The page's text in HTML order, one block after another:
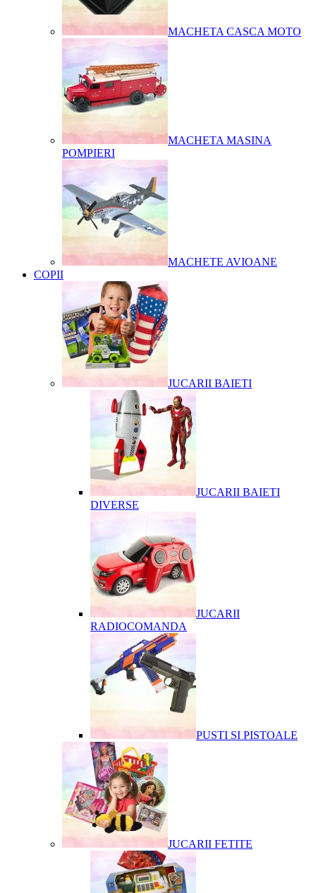
MACHETA CASCA MOTO
MACHETA MASINA
POMPIERI
MACHETE AVIOANE
COPII
JUCARII BAIETI
JUCARII BAIETI
DIVERSE
JUCARII
RADIOCOMANDA
PUSTI SI PISTOALE
JUCARII FETITE